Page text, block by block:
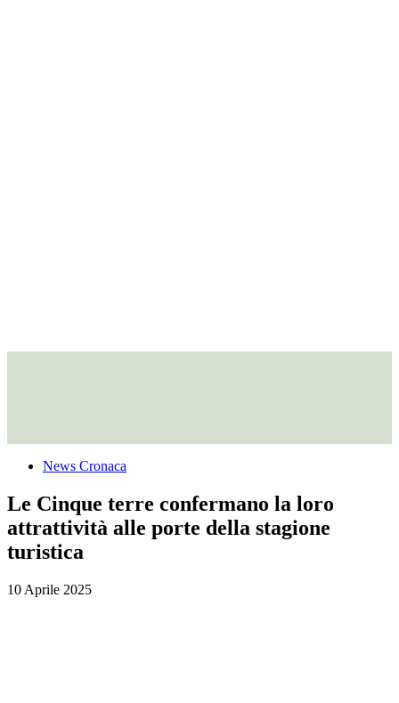
News Cronaca
Le Cinque terre confermano la loro
attrattività alle porte della stagione
turistica
10 Aprile 2025